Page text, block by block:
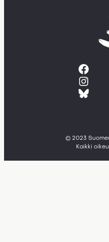
Facebook
Instagram
Bluesky
© 2023
Kaikki